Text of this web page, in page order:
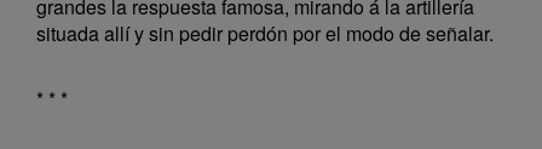
grandes la respuesta famosa, mirando á la artillería
situada allí y sin pedir perdón por el modo de señalar.
* * *